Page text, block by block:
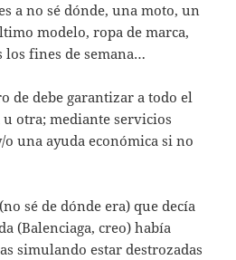
a no sé dónde, una moto, un
modelo, ropa de marca,
los fines de semana…
de debe garantizar a todo el
otra; mediante servicios
una ayuda económica si no
sé de dónde era) que decía
(Balenciaga, creo) había
simulando estar destrozadas